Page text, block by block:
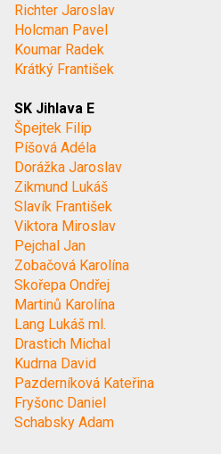
Richter Jaroslav
Holcman Pavel
Koumar Radek
Krátký František
SK Jihlava E
Špejtek Filip
Píšová Adéla
Dorážka Jaroslav
Zikmund Lukáš
Slavík František
Viktora Miroslav
Pejchal Jan
Zobačová Karolína
Skořepa Ondřej
Martinů Karolína
Lang Lukáš ml.
Drastich Michal
Kudrna David
Pazderníková Kateřina
Fryšonc Daniel
Schabsky Adam